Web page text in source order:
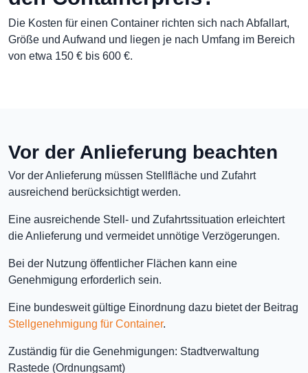
Die Kosten für einen Container richten sich nach Abfallart,
Größe und Aufwand und liegen je nach Umfang im Bereich
von etwa 150 € bis 600 €.
Vor der Anlieferung beachten
Vor der Anlieferung müssen Stellfläche und Zufahrt
ausreichend berücksichtigt werden.
Eine ausreichende Stell- und Zufahrtssituation erleichtert
die Anlieferung und vermeidet unnötige Verzögerungen.
Bei der Nutzung öffentlicher Flächen kann eine
Genehmigung erforderlich sein.
Eine bundesweit gültige Einordnung dazu bietet der Beitrag
Stellgenehmigung für Container.
Zuständig für die Genehmigungen: Stadtverwaltung
Rastede (Ordnungsamt)